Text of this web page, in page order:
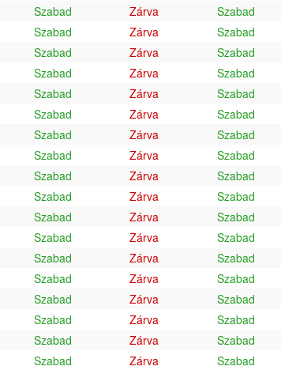
Szabad Zárva Szabad
Szabad Zárva Szabad
Szabad Zárva Szabad
Szabad Zárva Szabad
Szabad Zárva Szabad
Szabad Zárva Szabad
Szabad Zárva Szabad
Szabad Zárva Szabad
Szabad Zárva Szabad
Szabad Zárva Szabad
Szabad Zárva Szabad
Szabad Zárva Szabad
Szabad Zárva Szabad
Szabad Zárva Szabad
Szabad Zárva Szabad
Szabad Zárva Szabad
Szabad Zárva Szabad
Szabad Zárva Szabad